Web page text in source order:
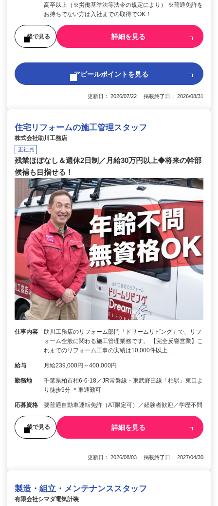
高卒以上（※労働基準法等法令の規定により） ※普通免許を
お持ちでない方は入社までの取得でOK！
後で見る 詳細を見る
アピールポイントを見る
更新日： 2026/07/22 掲載終了日： 2026/08/31
住宅リフォームの施工管理スタッフ
株式会社助川工務店
正社員
残業ほぼなし＆週休2日制／月給30万円以上◆将来の幹部
候補も目指せる！
仕事内容
助川工務店のリフォーム部門「ドリームリビング」で、リフ
ォーム全般に関わる施工管理業務です。 【完全反響営業】こ
れまでのリフォーム工事の実績は10,000件以上…
給与 月給239,000円～400,000円
勤務地
千葉県柏市柏6-6-18／JR常磐線・東武野田線「柏駅」東口よ
り徒歩9分 ＊車通勤可
応募資格 要普通自動車運転免許（AT限定可）／経験者歓迎／学歴不問
後で見る 詳細を見る
更新日： 2026/08/03 掲載終了日： 2027/04/30
製造・組立・メンテナンススタッフ
有限会社シマダ電気計装